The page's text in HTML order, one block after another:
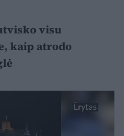
visu
kaip atrodo